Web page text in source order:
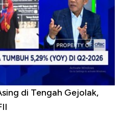
di Tengah Gejolak,